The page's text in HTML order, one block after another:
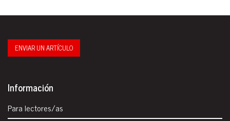
ENVIAR UN ARTÍCULO
Información
Para lectores/as